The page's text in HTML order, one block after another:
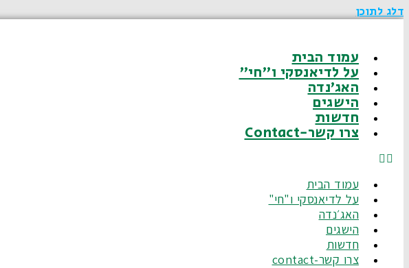
דלג לתוכן
עמוד הבית
על לדיאנסקי ו"חי"
האג׳נדה
הישגים
חדשות
צרו קשר-Contact
עמוד הבית
על לדיאנסקי ו"חי"
האג׳נדה
הישגים
חדשות
צרו קשר-contact